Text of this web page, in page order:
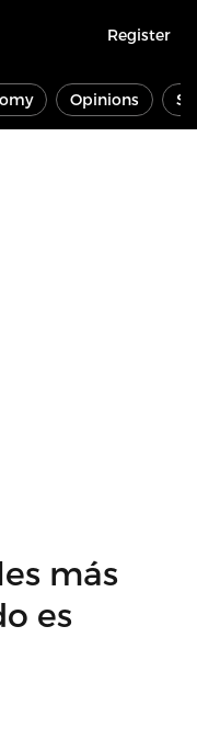
Register
Opinions
más
es